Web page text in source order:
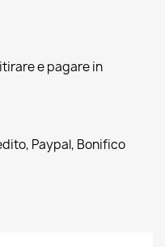
e pagare in
Paypal, Bonifico